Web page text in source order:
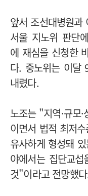
앞서 조선대병원과
서울 지노위 판단
에 재심을 신청한
다. 중노위는 이달
내렸다.
노조는 "지역·규모
이면서 법적 최저
유사하게 형성돼
야에서는 집단교
것"이라고 전망했